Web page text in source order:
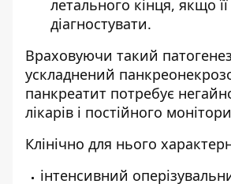
летального кінця, якщо
діагностувати.
Враховуючи такий
ускладнений
панкреатит потребує
лікарів і постійного
Клінічно для нього
інтенсивний